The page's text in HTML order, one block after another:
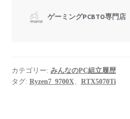
カテゴリー: みんなのPC組立履歴
タグ: Ryzen7_9700X、 RTX5070Ti